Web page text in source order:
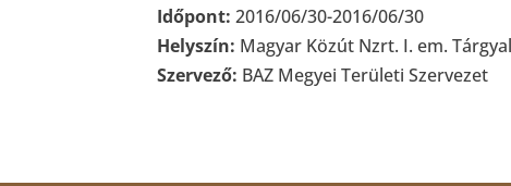
Időpont: 2016/06/30-2016/06/30
Helyszín: Magyar Közút Nzrt. I. em.
Szervező: BAZ Megyei Területi Szervezet